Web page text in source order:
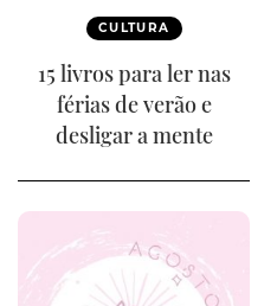
CULTURA
15 livros para ler nas
férias de verão e
desligar a mente